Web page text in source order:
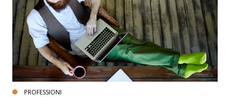
PROFESSIONI